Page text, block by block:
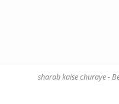
sharab kaise churaye -